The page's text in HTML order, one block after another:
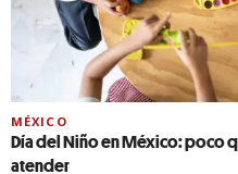
MÉXICO
Día del Niño en México: poco
atender